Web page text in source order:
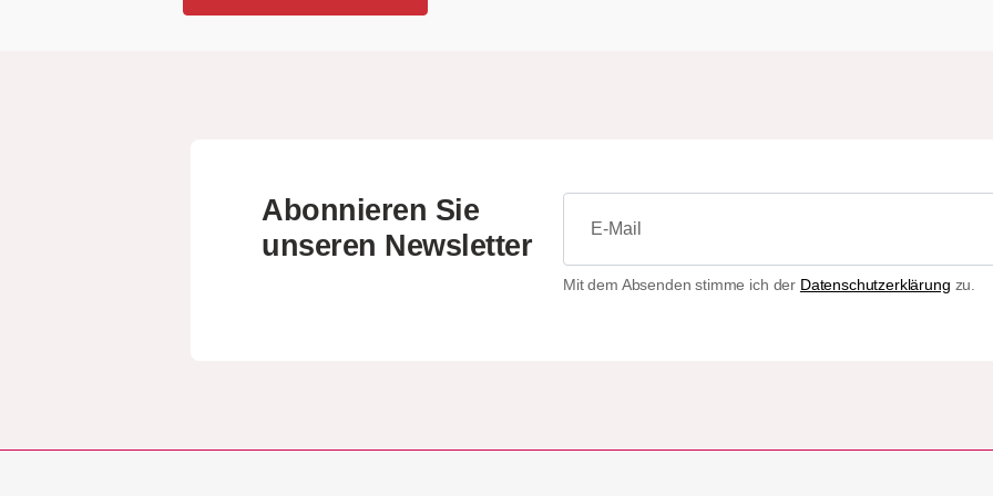
Abonnieren Sie
unseren Newsletter
Mit dem Absenden stimme ich der Datenschutzerklärung zu.